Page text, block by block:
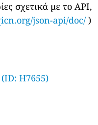
σχετικά με το API,
json-api/doc/ )
H7655)